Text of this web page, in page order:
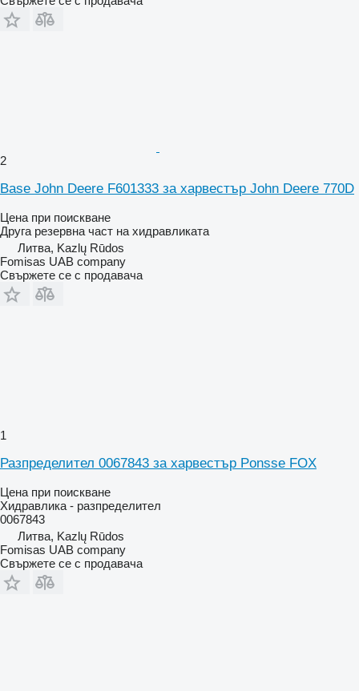
2
Base John Deere F601333 за харвестър John Deere 770D
Цена при поискване
Друга резервна част на хидравликата
Литва, Kazlų Rūdos
Fomisas UAB company
Свържете се с продавача
1
Разпределител 0067843 за харвестър Ponsse FOX
Цена при поискване
Хидравлика - разпределител
0067843
Литва, Kazlų Rūdos
Fomisas UAB company
Свържете се с продавача